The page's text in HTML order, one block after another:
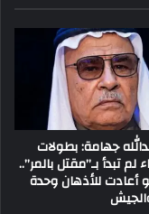
جهامة: بطولات
لم تبدأ بـ”مقتل بالمر”..
أعادت للأذهان وحدة